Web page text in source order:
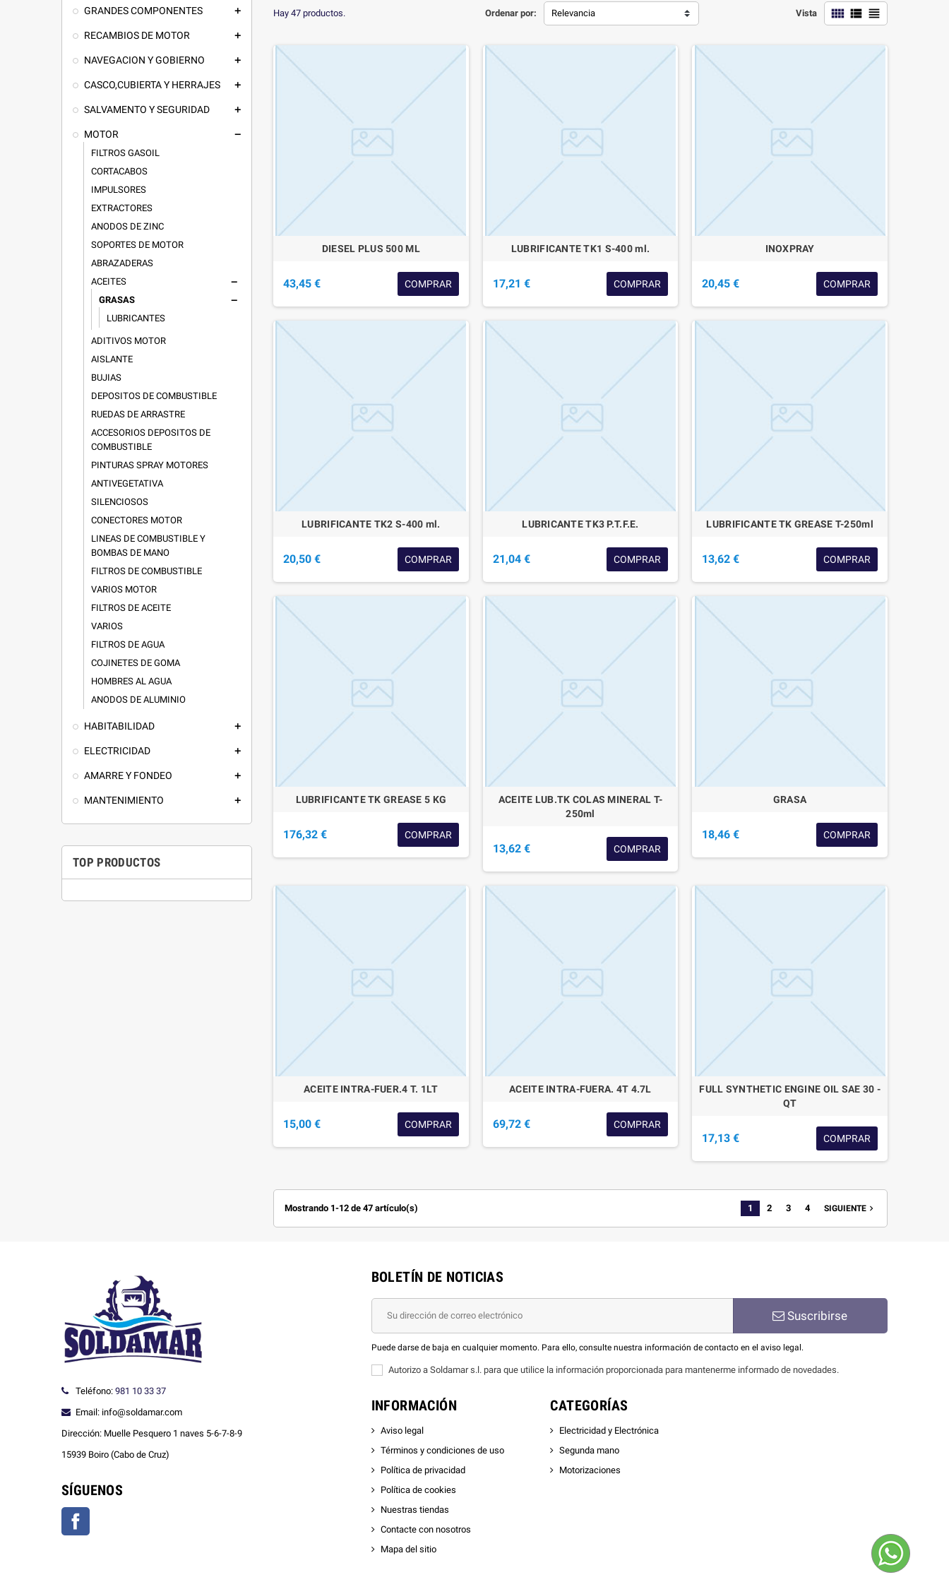
GRANDES COMPONENTES add
RECAMBIOS DE MOTOR add
NAVEGACION Y GOBIERNO add
CASCO,CUBIERTA Y HERRAJES add
SALVAMENTO Y SEGURIDAD add
MOTOR remove
FILTROS GASOIL
CORTACABOS
IMPULSORES
EXTRACTORES
ANODOS DE ZINC
SOPORTES DE MOTOR
ABRAZADERAS
ACEITES
remove
GRASAS remove
LUBRICANTES
ADITIVOS MOTOR
AISLANTE
BUJIAS
DEPOSITOS DE COMBUSTIBLE
RUEDAS DE ARRASTRE
ACCESORIOS DEPOSITOS DE
COMBUSTIBLE
PINTURAS SPRAY MOTORES
ANTIVEGETATIVA
SILENCIOSOS
CONECTORES MOTOR
LINEAS DE COMBUSTIBLE Y
BOMBAS DE MANO
FILTROS DE COMBUSTIBLE
VARIOS MOTOR
FILTROS DE ACEITE
VARIOS
FILTROS DE AGUA
COJINETES DE GOMA
HOMBRES AL AGUA
ANODOS DE ALUMINIO
HABITABILIDAD add
ELECTRICIDAD add
AMARRE Y FONDEO add
MANTENIMIENTO add
TOP PRODUCTOS
Ordenar por: Relevancia Vista view_comfy view_list view_headline
Hay 47 productos.
DIESEL PLUS 500 ML
43,45 € COMPRAR
LUBRIFICANTE TK1 S-400 ml.
17,21 € COMPRAR
INOXPRAY
20,45 € COMPRAR
LUBRIFICANTE TK2 S-400 ml.
20,50 € COMPRAR
LUBRICANTE TK3 P.T.F.E.
21,04 € COMPRAR
LUBRIFICANTE TK GREASE T-250ml
13,62 € COMPRAR
LUBRIFICANTE TK GREASE 5 KG
176,32 € COMPRAR
ACEITE LUB.TK COLAS MINERAL T-
250ml
13,62 € COMPRAR
GRASA
18,46 € COMPRAR
ACEITE INTRA-FUER.4 T. 1LT
15,00 € COMPRAR
ACEITE INTRA-FUERA. 4T 4.7L
69,72 € COMPRAR
FULL SYNTHETIC ENGINE OIL SAE 30 -
QT
17,13 € COMPRAR
Mostrando 1-12 de 47 artículo(s) 1 2 3 4 SIGUIENTEnavigate_next
Teléfono: 981 10 33 37
Email: info@soldamar.com
Dirección: Muelle Pesquero 1 naves 5-6-7-8-9
15939 Boiro (Cabo de Cruz)
SÍGUENOS
BOLETÍN DE NOTICIAS
Suscribirse
Puede darse de baja en cualquier momento. Para ello, consulte nuestra información de contacto en el aviso legal.
Autorizo a Soldamar s.l. para que utilice la información proporcionada para mantenerme informado de novedades.
INFORMACIÓN
Aviso legal
Términos y condiciones de uso
Política de privacidad
Política de cookies
Nuestras tiendas
Contacte con nosotros
Mapa del sitio
CATEGORÍAS
Electricidad y Electrónica
Segunda mano
Motorizaciones